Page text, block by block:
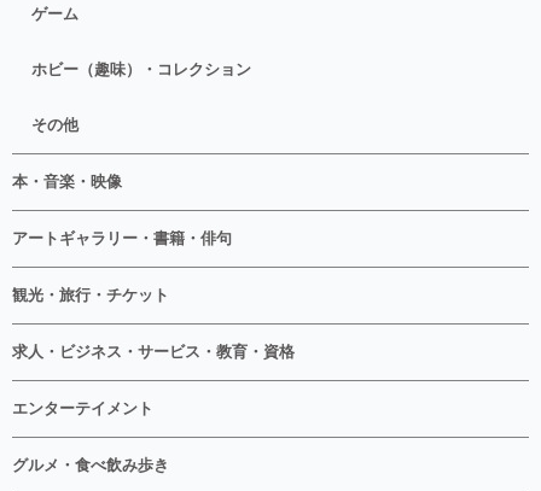
ゲーム
ホビー（趣味）・コレクション
その他
本・音楽・映像
アートギャラリー・書籍・俳句
観光・旅行・チケット
求人・ビジネス・サービス・教育・資格
エンターテイメント
グルメ・食べ飲み歩き